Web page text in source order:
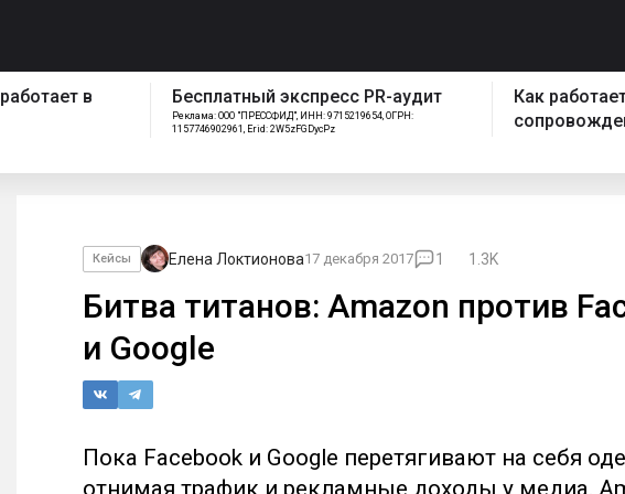
Бесплатный экспресс PR-аудит
Реклама: ООО "ПРЕССФИД", ИНН: 9715219654, ОГРН:
Как работает отдел
сопровождения Pressfeed
Кейсы Елена Локтионова17 декабря 2017 1 1.3K
Битва титанов: Amazon против
и Google
Пока Facebook и Google перетягивают на себя
отнимая трафик и рекламные доходы у медиа,